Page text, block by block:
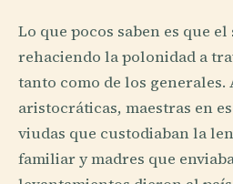
Lo que pocos saben es que
rehaciendo la polonidad a
tanto como de los
aristocráticas, maestras en
viudas que custodiaban la
familiar y madres que